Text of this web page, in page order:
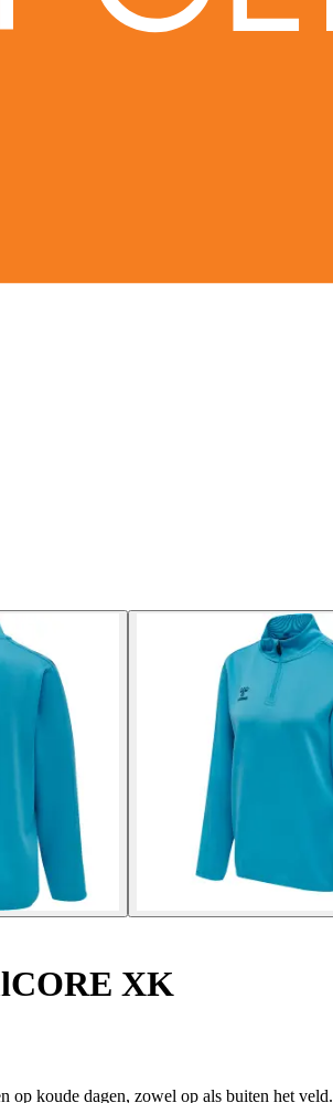
XK
op koude dagen, zowel op als buiten het veld.